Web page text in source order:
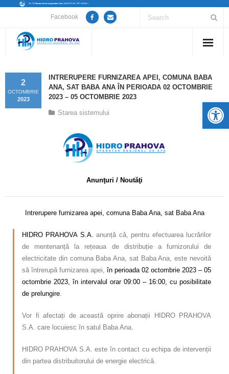
Facebook
Despre noi
Anunțuri lucrări / opriri apă
Informații de interes public
Calitatea apei
Comunicare
Contact
INTRERUPERE FURNIZAREA APEI, COMUNA BABA
ANA, SAT BABA ANA ÎN PERIOADA 02 OCTOMBRIE
2023 – 05 OCTOMBRIE 2023
2
OCTOMBRIE
2023
Starea sistemului
Anunţuri / Noutăţi
Intrerupere furnizarea apei, comuna Baba Ana, sat Baba Ana
HIDRO PRAHOVA S.A. anunță că, pentru efectuarea lucrărilor
de mentenanță la rețeaua de distribuție a furnizorului de
electricitate din comuna Baba Ana, sat Baba Ana, este nevoită
să întrerupă furnizarea apei, în perioada 02 octombrie 2023 – 05
octombrie 2023, în intervalul orar 09:00 – 16:00, cu posibilitate
de prelungire
Vor fi afectați de această oprire abonații HIDRO PRAHOVA
S.A. care locuiesc în satul Baba Ana.
HIDRO PRAHOVA S.A. este în contact cu echipa de intervenții
din partea distribuitorului de energie electrică.